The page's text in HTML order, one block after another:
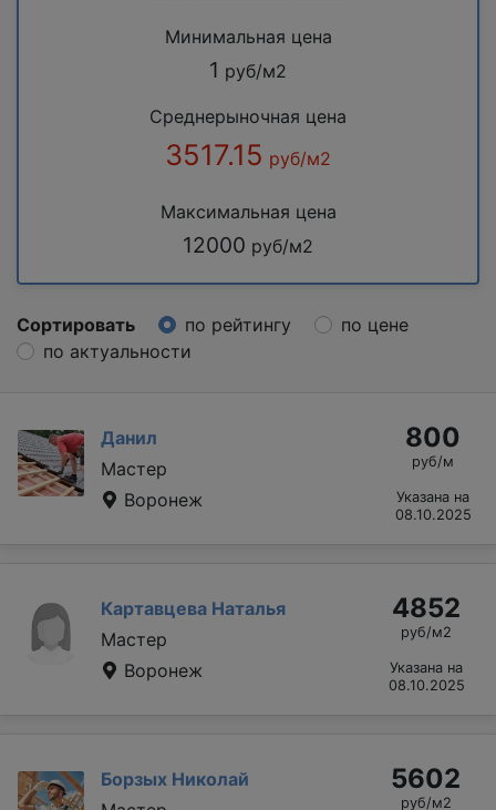
Минимальная цена
1 руб/м2
Среднерыночная цена
3517.15 руб/м2
Максимальная цена
12000 руб/м2
Сортировать по рейтингу
по цене
по актуальности
Данил
Мастер
Воронеж
800
руб/м
Указана на
08.10.2025
Картавцева Наталья
Мастер
Воронеж
4852
руб/м2
Указана на
08.10.2025
Борзых Николай
5602
руб/м2